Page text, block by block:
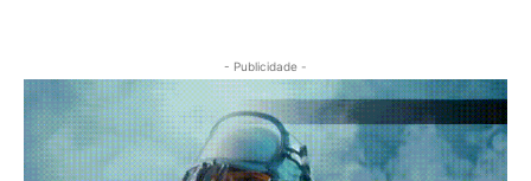
- Publicidade -